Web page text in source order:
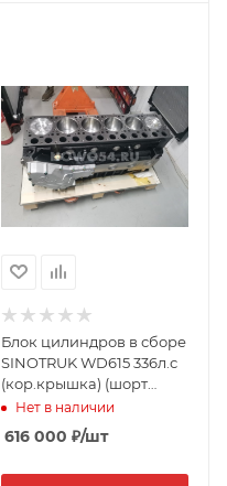
Блок цилиндров в сборе
SINOTRUK WD615 336л.с
(кор.крышка) (шорт
блок) Креатек 10383-ZGJ
Нет в наличии
616 000 ₽/шт